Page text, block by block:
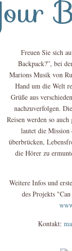
Freuen Sie sich
Backpack?”, bei
Marions Musik von
Hand um die Welt
Grüße aus
nachzuverfolgen.
Reisen werden so
lautet die Mission
überbrücken,
die Hörer zu
Weitere Infos und
des Projekts
Kontakt: